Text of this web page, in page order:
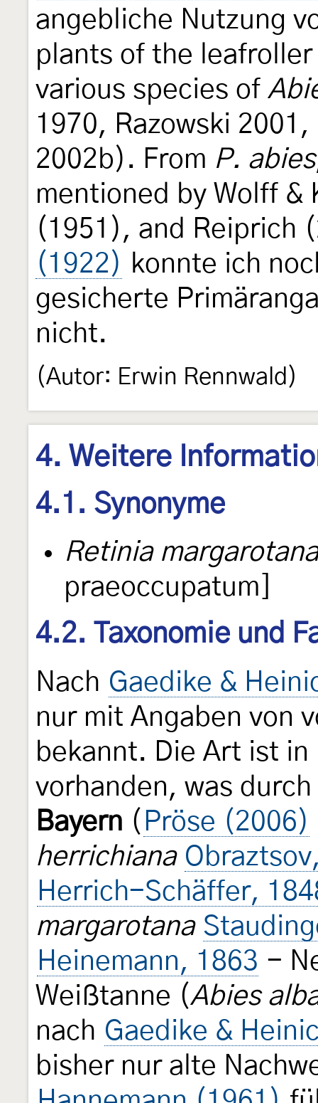
angebliche Nutzung
plants of the
various species of
1970, Razowski
2002b). From P. abies
mentioned by Wolff &
(1951), and Reiprich
(1922) konnte ich
gesicherte
nicht.
(Autor: Erwin Rennwald)
4. Weitere
4.1. Synonyme
Retinia margarotana
praeoccupatum]
4.2. Taxonomie und
Nach Gaedike &
nur mit Angaben von
bekannt. Die Art ist
vorhanden, was
Bayern ( Pröse (2006)
herrichiana
Herrich-Schäffer,
margarotana
Heinemann, 1863 -
Weißtanne (Abies
nach Gaedike &
bisher nur alte